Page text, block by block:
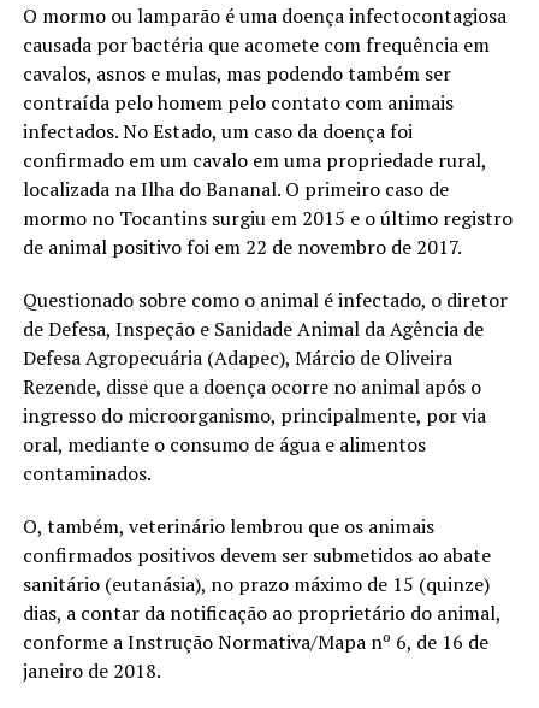
O mormo ou lamparão é uma doença infectocontagiosa
causada por bactéria que acomete com frequência em
cavalos, asnos e mulas, mas podendo também ser
contraída pelo homem pelo contato com animais
infectados. No Estado, um caso da doença foi
confirmado em um cavalo em uma propriedade rural,
localizada na Ilha do Bananal. O primeiro caso de
mormo no Tocantins surgiu em 2015 e o último registro
de animal positivo foi em 22 de novembro de 2017.
Questionado sobre como o animal é infectado, o diretor
de Defesa, Inspeção e Sanidade Animal da Agência de
Defesa Agropecuária (Adapec), Márcio de Oliveira
Rezende, disse que a doença ocorre no animal após o
ingresso do microorganismo, principalmente, por via
oral, mediante o consumo de água e alimentos
contaminados.
O, também, veterinário lembrou que os animais
confirmados positivos devem ser submetidos ao abate
sanitário (eutanásia), no prazo máximo de 15 (quinze)
dias, a contar da notificação ao proprietário do animal,
conforme a Instrução Normativa/Mapa nº 6, de 16 de
janeiro de 2018.